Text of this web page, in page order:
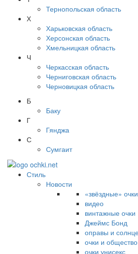
Тернопольская область
Х
Харьковская область
Херсонская область
Хмельницкая область
Ч
Черкасская область
Черниговская область
Черновицкая область
Б
Баку
Г
Гянджа
С
Сумгаит
Стиль
Новости
«звёздные» очки
видео
винтажные очки
Джеймс Бонд
оправы и
очки и общество
очки унисекс